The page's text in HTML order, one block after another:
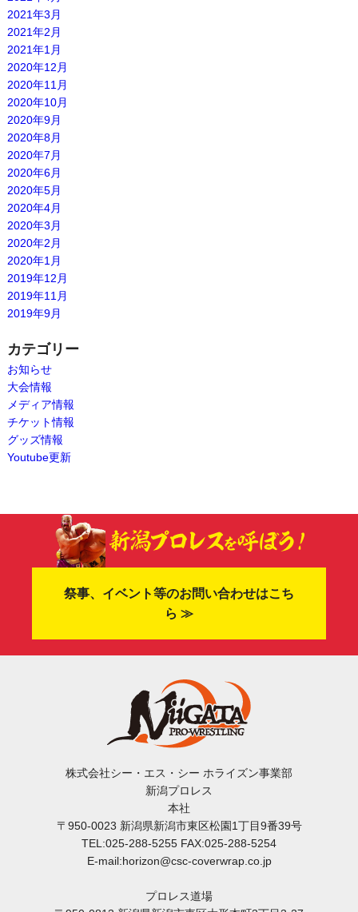
2021年3月
2021年2月
2021年1月
2020年12月
2020年11月
2020年10月
2020年9月
2020年8月
2020年7月
2020年6月
2020年5月
2020年4月
2020年3月
2020年2月
2020年1月
2019年12月
2019年11月
2019年9月
カテゴリー
お知らせ
大会情報
メディア情報
チケット情報
グッズ情報
Youtube更新
祭事、イベント等のお問い合わせはこち
ら ≫
株式会社シー・エス・シー ホライズン事業部
新潟プロレス
本社
〒950-0023 新潟県新潟市東区松園1丁目9番39号
TEL:025-288-5255 FAX:025-288-5254
E-mail:horizon@csc-coverwrap.co.jp
プロレス道場